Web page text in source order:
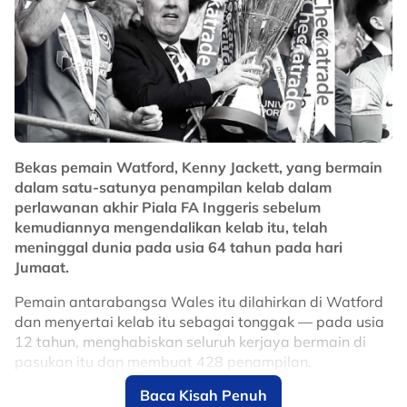
Bekas pemain Watford, Kenny Jackett, yang bermain
dalam satu-satunya penampilan kelab dalam
perlawanan akhir Piala FA Inggeris sebelum
kemudiannya mengendalikan kelab itu, telah
meninggal dunia pada usia 64 tahun pada hari
Jumaat.
Pemain antarabangsa Wales itu dilahirkan di Watford
dan menyertai kelab itu sebagai tonggak — pada usia
12 tahun, menghabiskan seluruh kerjaya bermain di
pasukan itu dan membuat 428 penampilan.
Dia adalah sebahagian daripada skuad yang
Baca Kisah Penuh